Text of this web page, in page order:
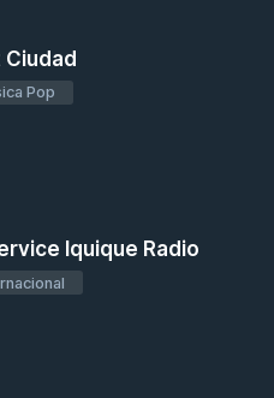
Ciudad
Pop
Iquique Radio